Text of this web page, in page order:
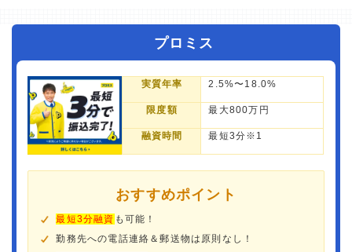
プロミス
実質年率 2.5%〜18.0%
限度額 最大800万円
融資時間 最短3分※1
おすすめポイント
最短3分融資 も可能！
勤務先への電話連絡＆郵送物は原則なし！